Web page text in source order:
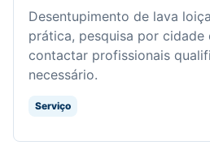
Desentupimento de lava
prática, pesquisa por cidade
contactar profissionais
necessário.
Serviço